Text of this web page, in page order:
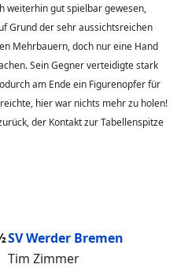
weiterhin gut spielbar gewesen,
Grund der sehr aussichtsreichen
Mehrbauern, doch nur eine Hand
Sein Gegner verteidigte stark
am Ende ein Figurenopfer für
hier war nichts mehr zu holen!
der Kontakt zur Tabellenspitze
SV Werder Bremen
Tim Zimmer